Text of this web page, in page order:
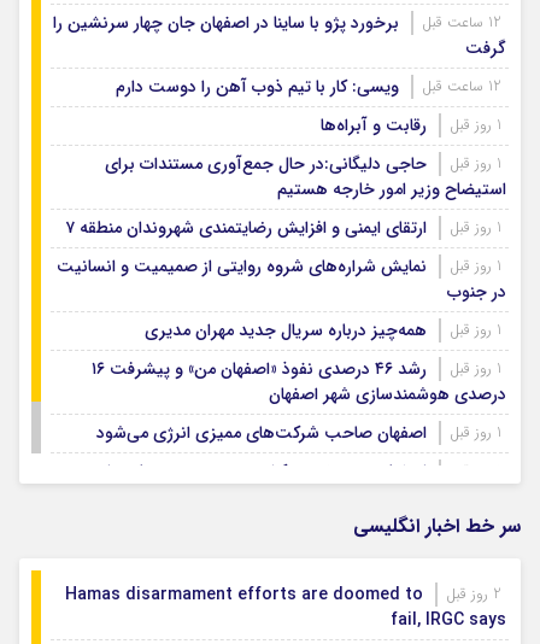
برخورد پژو با ساینا در اصفهان جان چهار سرنشین را
گرفت
ویسی: کار با تیم ذوب آهن را دوست دارم
رقابت و آبراه‌ها
حاجی دلیگانی:در حال جمع‌آوری مستندات برای
استیضاح وزیر امور خارجه هستیم
ارتقای ایمنی و افزایش رضایتمندی شهروندان منطقه ۷
نمایش شراره‌های شروه روایتی از صمیمیت و انسانیت
در جنوب
همه‌چیز درباره سریال جدید مهران مدیری
رشد ۴۶ درصدی نفوذ «اصفهان من» و پیشرفت ۱۶
درصدی هوشمندسازی شهر اصفهان
اصفهان صاحب شرکت‌های ممیزی انرژی می‌شود
اصفهان رتبه نخست کشور در توسعه و حمایت از
سر خط اخبار انگلیسی
Hamas disarmament efforts are doomed to
fail, IRGC says